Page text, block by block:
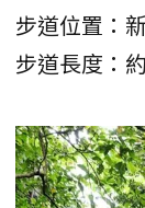
步道位置：
步道長度：